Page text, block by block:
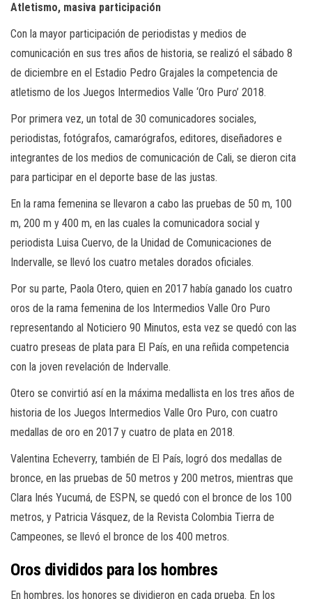
Atletismo, masiva participación
Con la mayor participación de periodistas y medios de
comunicación en sus tres años de historia, se realizó el sábado 8
de diciembre en el Estadio Pedro Grajales la competencia de
atletismo de los Juegos Intermedios Valle ‘Oro Puro’ 2018.
Por primera vez, un total de 30 comunicadores sociales,
periodistas, fotógrafos, camarógrafos, editores, diseñadores e
integrantes de los medios de comunicación de Cali, se dieron cita
para participar en el deporte base de las justas.
En la rama femenina se llevaron a cabo las pruebas de 50 m, 100
m, 200 m y 400 m, en las cuales la comunicadora social y
periodista Luisa Cuervo, de la Unidad de Comunicaciones de
Indervalle, se llevó los cuatro metales dorados oficiales.
Por su parte, Paola Otero, quien en 2017 había ganado los cuatro
oros de la rama femenina de los Intermedios Valle Oro Puro
representando al Noticiero 90 Minutos, esta vez se quedó con las
cuatro preseas de plata para El País, en una reñida competencia
con la joven revelación de Indervalle.
Otero se convirtió así en la máxima medallista en los tres años de
historia de los Juegos Intermedios Valle Oro Puro, con cuatro
medallas de oro en 2017 y cuatro de plata en 2018.
Valentina Echeverry, también de El País, logró dos medallas de
bronce, en las pruebas de 50 metros y 200 metros, mientras que
Clara Inés Yucumá, de ESPN, se quedó con el bronce de los 100
metros, y Patricia Vásquez, de la Revista Colombia Tierra de
Campeones, se llevó el bronce de los 400 metros.
Oros divididos para los hombres
En hombres, los honores se dividieron en cada prueba. En los